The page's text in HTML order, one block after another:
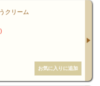
クリーム